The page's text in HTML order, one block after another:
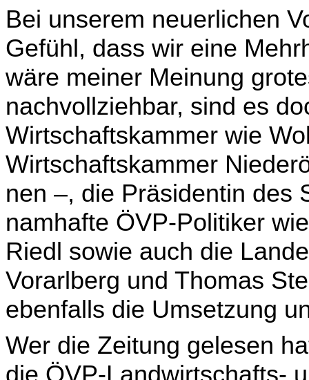
Bei unserem neuerlichen
Gefühl, dass wir eine
wäre meiner Meinung
nachvollziehbar, sind es
Wirtschaftskammer wie
Wirtschaftskammer
nen –, die Präsidentin des
namhafte ÖVP-Politiker
Riedl sowie auch die
Vorarlberg und Thomas
ebenfalls die Umsetzung
Wer die Zeitung gelesen
die ÖVP-Landwirtschafts-